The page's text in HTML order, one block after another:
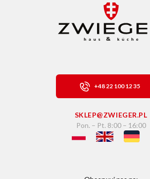
+48 22 100 12 35
SKLEP@ZWIEGER.PL
Pon. – Pt. 8:00 – 16:00